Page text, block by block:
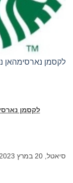
לקסמן נארסימהאן
לקסמן
סיאטל, 20 במרץ 2023, (